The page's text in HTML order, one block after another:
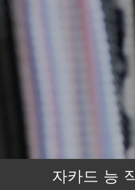
자카드 능